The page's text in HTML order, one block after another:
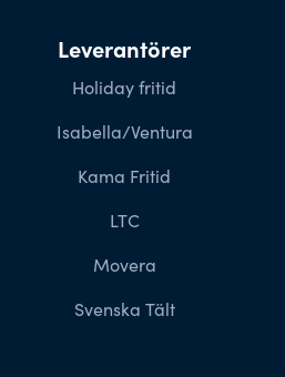
Leverantörer
Holiday fritid
Isabella/Ventura
Kama Fritid
LTC
Movera
Svenska Tält